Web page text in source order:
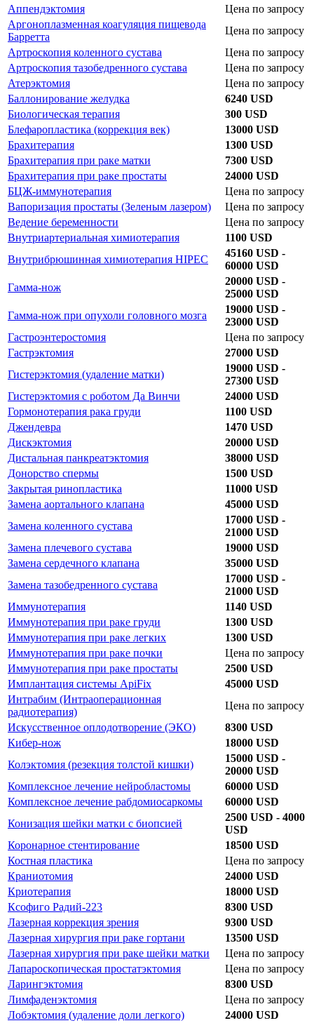
Аппендэктомия
Цена по запросу
Аргоноплазменная коагуляция пищевода
Барретта
Цена по запросу
Артроскопия коленного сустава
Цена по запросу
Артроскопия тазобедренного сустава
Цена по запросу
Атерэктомия
Цена по запросу
Баллонирование желудка
6240 USD
Биологическая терапия
300 USD
Блефаропластика (коррекция век)
13000 USD
Брахитерапия
1300 USD
Брахитерапия при раке матки
7300 USD
Брахитерапия при раке простаты
24000 USD
БЦЖ-иммунотерапия
Цена по запросу
Вапоризация простаты (Зеленым лазером)
Цена по запросу
Ведение беременности
Цена по запросу
Внутриартериальная химиотерапия
1100 USD
Внутрибрюшинная химиотерапия HIPEC
45160 USD -
60000 USD
Гамма-нож
20000 USD -
25000 USD
Гамма-нож при опухоли головного мозга
19000 USD -
23000 USD
Гастроэнтеростомия
Цена по запросу
Гастрэктомия
27000 USD
Гистерэктомия (удаление матки)
19000 USD -
27300 USD
Гистерэктомия с роботом Да Винчи
24000 USD
Гормонотерапия рака груди
1100 USD
Джендевра
1470 USD
Дискэктомия
20000 USD
Дистальная панкреатэктомия
38000 USD
Донорство спермы
1500 USD
Закрытая ринопластика
11000 USD
Замена аортального клапана
45000 USD
Замена коленного сустава
17000 USD -
21000 USD
Замена плечевого сустава
19000 USD
Замена сердечного клапана
35000 USD
Замена тазобедренного сустава
17000 USD -
21000 USD
Иммунотерапия
1140 USD
Иммунотерапия при раке груди
1300 USD
Иммунотерапия при раке легких
1300 USD
Иммунотерапия при раке почки
Цена по запросу
Иммунотерапия при раке простаты
2500 USD
Имплантация системы ApiFix
45000 USD
Интрабим (Интраоперационная
радиотерапия)
Цена по запросу
Искусственное оплодотворение (ЭКО)
8300 USD
Кибер-нож
18000 USD
Колэктомия (резекция толстой кишки)
15000 USD -
20000 USD
Комплексное лечение нейробластомы
60000 USD
Комплексное лечение рабдомиосаркомы
60000 USD
Конизация шейки матки с биопсией
2500 USD - 4000
USD
Коронарное стентирование
18500 USD
Костная пластика
Цена по запросу
Краниотомия
24000 USD
Криотерапия
18000 USD
Ксофиго Радий-223
8300 USD
Лазерная коррекция зрения
9300 USD
Лазерная хирургия при раке гортани
13500 USD
Лазерная хирургия при раке шейки матки
Цена по запросу
Лапароскопическая простатэктомия
Цена по запросу
Ларингэктомия
8300 USD
Лимфаденэктомия
Цена по запросу
Лобэктомия (удаление доли легкого)
24000 USD